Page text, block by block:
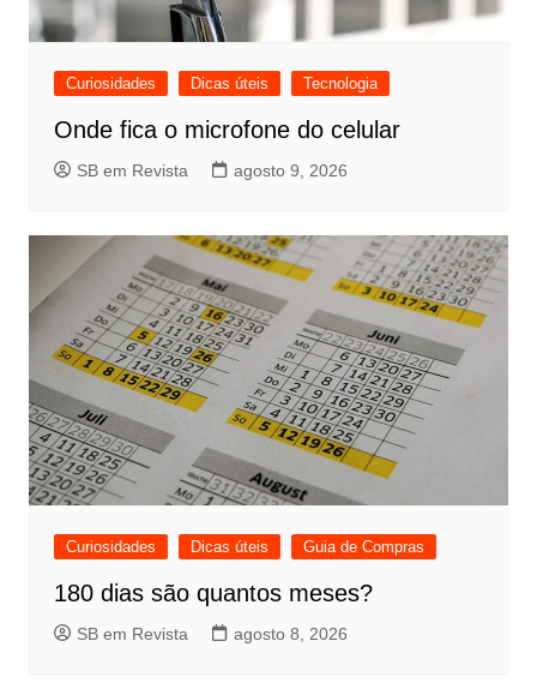
Curiosidades Dicas úteis Tecnologia
Onde fica o microfone do celular
SB em Revista agosto 9, 2026
Curiosidades Dicas úteis Guia de Compras
180 dias são quantos meses?
SB em Revista agosto 8, 2026